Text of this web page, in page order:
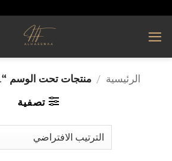
الرئيسية / منتجات تحت الوسم “SESAME OIL”
تصفية